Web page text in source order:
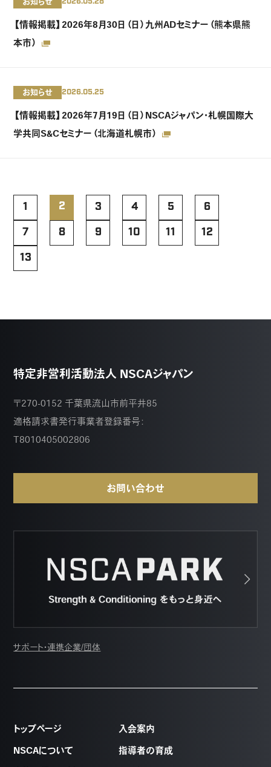
【情報掲載】2026年8月30日（日）九州ADセミナー（熊本県熊
本市）
お知らせ 2026.05.25
【情報掲載】2026年7月19日（日）NSCAジャパン・札幌国際大
学共同S&Cセミナー（北海道札幌市）
1 2 3 4 5 6
7 8 9 10 11 12
13
特定非営利活動法人 NSCAジャパン
〒270-0152 千葉県流山市前平井85
適格請求書発行事業者登録番号：
T8010405002806
お問い合わせ
サポート・連携企業/団体
トップページ
NSCAについて
入会案内
指導者の育成